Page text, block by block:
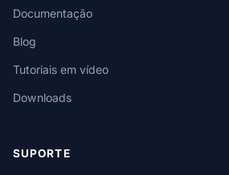
Documentação
Blog
Tutoriais em vídeo
Downloads
SUPORTE